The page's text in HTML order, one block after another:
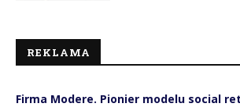
REKLAMA
Firma Modere. Pionier modelu social